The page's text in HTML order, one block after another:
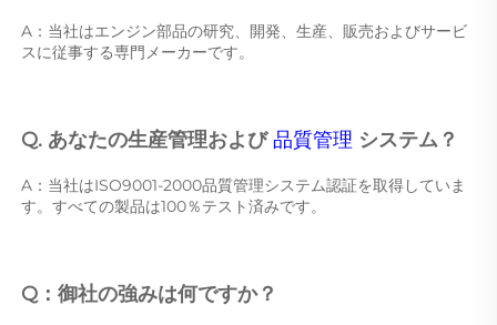
A：当社はエンジン部品の研究、開発、生産、販売およびサービ
スに従事する専門メーカーです。
Q. あなたの生産管理および 品質管理 システム？
A：当社はISO9001-2000品質管理システム認証を取得していま
す。すべての製品は100％テスト済みです。
Q：御社の強みは何ですか？